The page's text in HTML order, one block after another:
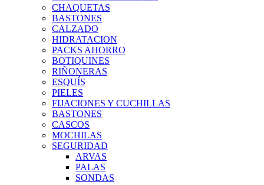
CHAQUETAS
BASTONES
CALZADO
HIDRATACION
PACKS AHORRO
BOTIQUINES
RIÑONERAS
ESQUÍS
PIELES
FIJACIONES Y CUCHILLAS
BASTONES
CASCOS
MOCHILAS
SEGURIDAD
ARVAS
PALAS
SONDAS